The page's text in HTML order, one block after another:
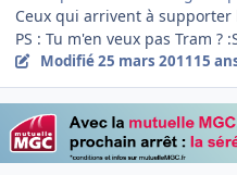
Ceux qui arrivent à
PS : Tu m'en veux pas Tram ?
Modifié25 mars 201115